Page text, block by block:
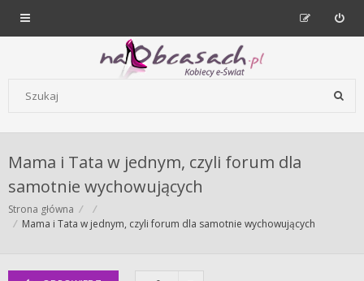
Forum dla kobiet | NaObcasach.pl
Mama i Tata w jednym, czyli forum dla
samotnie wychowujących
Strona główna
Mama i Tata w jednym, czyli forum dla samotnie wychowujących